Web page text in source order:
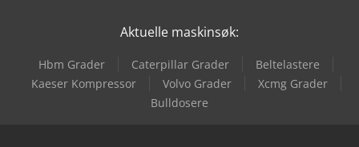
Aktuelle maskinsøk:
Hbm Grader Caterpillar Grader
Beltelastere
Kaeser Kompressor
Volvo Grader
Xcmg Grader
Bulldosere